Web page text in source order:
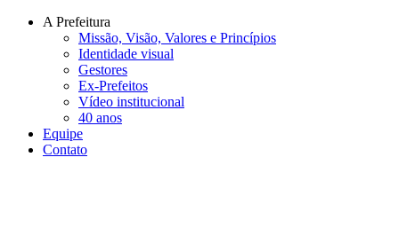
Conteúdo principal
A Prefeitura
Missão, Visão, Valores e Princípios
Identidade visual
Gestores
Ex-Prefeitos
Vídeo institucional
40 anos
Equipe
Contato